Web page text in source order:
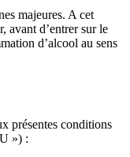
majeures. A cet
avant d’entrer sur le
d’alcool au sens
présentes conditions
») :